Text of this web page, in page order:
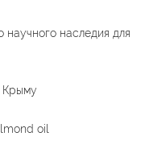
наследия для
Крыму
oil